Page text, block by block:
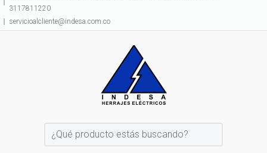
3117811220
servicioalcliente@indesa.com.co